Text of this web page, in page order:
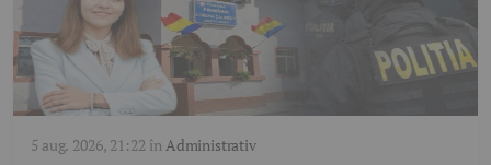
5 aug. 2026, 21:22 înAdministrativ